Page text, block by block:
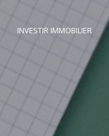
INVESTIR IMMOBILIER